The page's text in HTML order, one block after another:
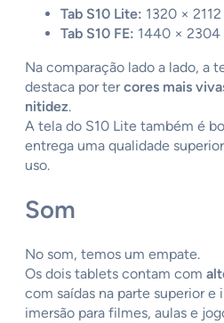
Tab S10 Lite: 1320 ×
Tab S10 FE: 1440 × 2304
Na comparação lado a lado, a
destaca por tercores mais
nitidez.
A tela do S10 Lite também é
entrega uma qualidade
uso.
Som
No som, temos um empate.
Os dois tablets contam com
com saídas na parte superior
imersão para filmes, aulas e